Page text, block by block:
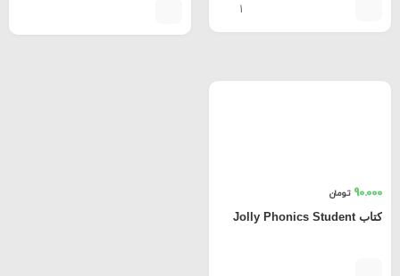
1
90.000 تومان
کتاب Jolly Phonics Student